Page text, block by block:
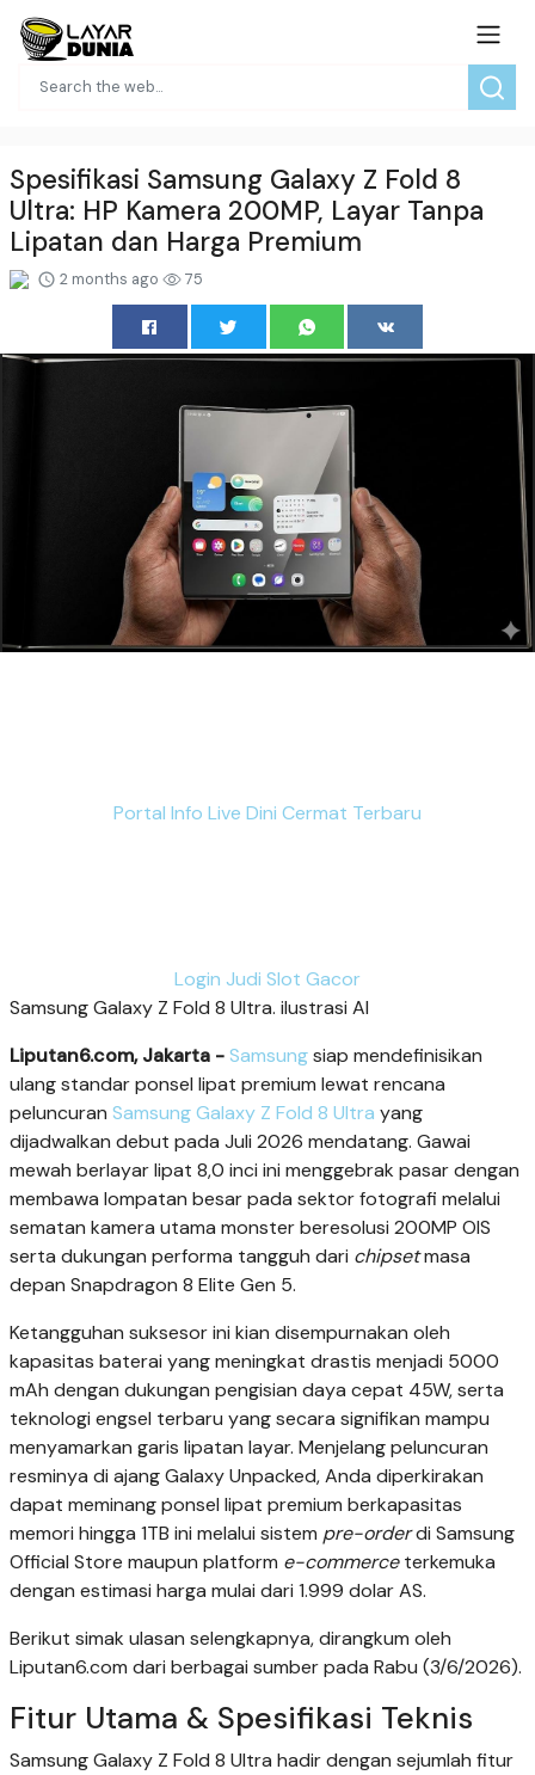
Spesifikasi Samsung Galaxy Z Fold 8
Ultra: HP Kamera 200MP, Layar Tanpa
Lipatan dan Harga Premium
2 months ago 75
Portal Info Live Dini Cermat Terbaru
Login Judi Slot Gacor
Samsung Galaxy Z Fold 8 Ultra. ilustrasi AI
Liputan6.com, Jakarta -Samsungsiap mendefinisikan
ulang standar ponsel lipat premium lewat rencana
peluncuran Samsung Galaxy Z Fold 8 Ultra yang
dijadwalkan debut pada Juli 2026 mendatang. Gawai
mewah berlayar lipat 8,0 inci ini menggebrak pasar dengan
membawa lompatan besar pada sektor fotografi melalui
sematan kamera utama monster beresolusi 200MP OIS
serta dukungan performa tangguh dari chipsetmasa
depan Snapdragon 8 Elite Gen 5.
Ketangguhan suksesor ini kian disempurnakan oleh
kapasitas baterai yang meningkat drastis menjadi 5000
mAh dengan dukungan pengisian daya cepat 45W, serta
teknologi engsel terbaru yang secara signifikan mampu
menyamarkan garis lipatan layar. Menjelang peluncuran
resminya di ajang Galaxy Unpacked, Anda diperkirakan
dapat meminang ponsel lipat premium berkapasitas
memori hingga 1TB ini melalui sistem pre-orderdi Samsung
Official Store maupun platform e-commerceterkemuka
dengan estimasi harga mulai dari 1.999 dolar AS.
Berikut simak ulasan selengkapnya, dirangkum oleh
Liputan6.com dari berbagai sumber pada Rabu (3/6/2026).
Fitur Utama & Spesifikasi Teknis
Samsung Galaxy Z Fold 8 Ultra hadir dengan sejumlah fitur